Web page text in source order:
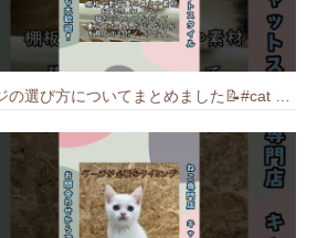
ゲージの選び方についてまとめました️📝#cat #猫のいる暮らし #ねこ #キャット #munchkin